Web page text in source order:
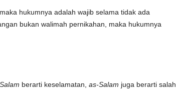
hukumnya adalah wajib selama tidak ada
bukan walimah pernikahan, maka hukumnya
berarti keselamatan, as-Salam juga berarti salah